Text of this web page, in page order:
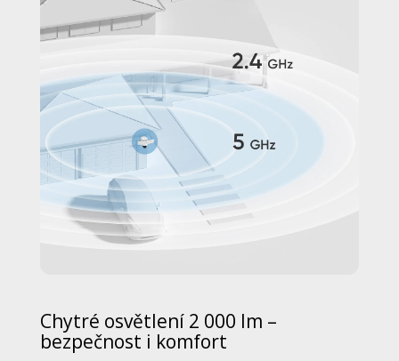
Chytré osvětlení 2 000 lm –
bezpečnost i komfort